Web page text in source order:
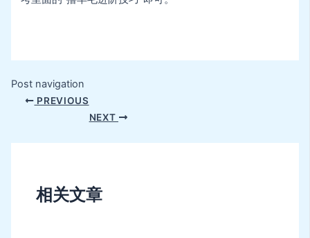
Post navigation
PREVIOUS
NEXT
相关文章